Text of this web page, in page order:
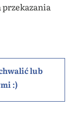
lub
:)